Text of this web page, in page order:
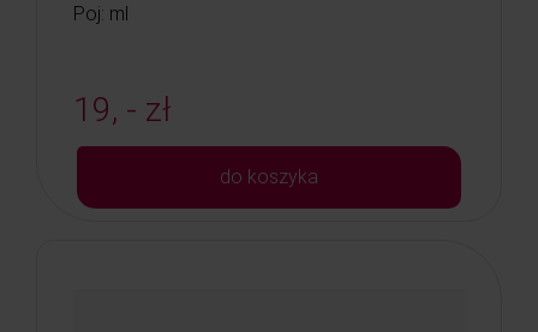
Poj: ml
19, - zł
do koszyka